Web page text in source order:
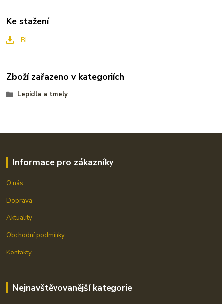
Ke stažení
BL
Zboží zařazeno v kategoriích
Lepidla a tmely
Informace pro zákazníky
O nás
Doprava
Aktuality
Obchodní podmínky
Kontakty
Nejnavštěvovanější kategorie